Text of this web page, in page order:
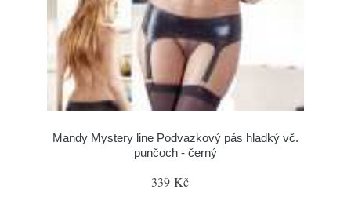
Mandy Mystery line Podvazkový pás hladký vč.
punčoch - černý
339 Kč